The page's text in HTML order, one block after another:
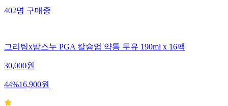
402명구매중
그리팅x밥스누 PGA 칼슘업 약통 두유 190ml x 16팩
30,000원
44%16,900원